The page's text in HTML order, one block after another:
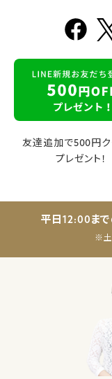
友達追加で500円ク
プレゼント！
平日12:00ま
※土